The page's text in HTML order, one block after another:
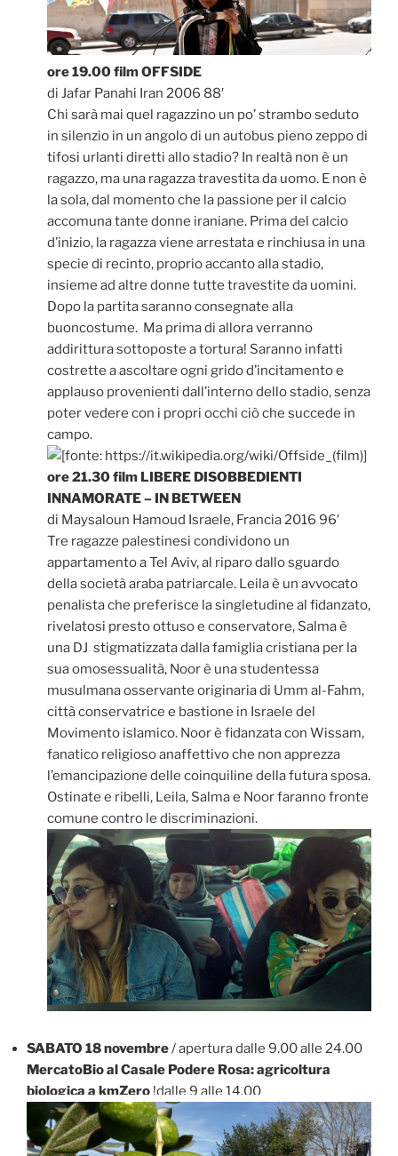
ore 19.00 film OFFSIDE
di Jafar Panahi Iran 2006 88′
Chi sarà mai quel ragazzino un po’ strambo seduto
in silenzio in un angolo di un autobus pieno zeppo di
tifosi urlanti diretti allo stadio? In realtà non è un
ragazzo, ma una ragazza travestita da uomo. E non è
la sola, dal momento che la passione per il calcio
accomuna tante donne iraniane. Prima del calcio
d’inizio, la ragazza viene arrestata e rinchiusa in una
specie di recinto, proprio accanto alla stadio,
insieme ad altre donne tutte travestite da uomini.
Dopo la partita saranno consegnate alla
buoncostume. Ma prima di allora verranno
addirittura sottoposte a tortura! Saranno infatti
costrette a ascoltare ogni grido d’incitamento e
applauso provenienti dall’interno dello stadio, senza
poter vedere con i propri occhi ciò che succede in
campo.
ore 21.30 film LIBERE DISOBBEDIENTI
INNAMORATE – IN BETWEEN
di Maysaloun Hamoud Israele, Francia 2016 96′
Tre ragazze palestinesi condividono un
appartamento a Tel Aviv, al riparo dallo sguardo
della società araba patriarcale. Leila è un avvocato
penalista che preferisce la singletudine al fidanzato,
rivelatosi presto ottuso e conservatore, Salma è
una DJ stigmatizzata dalla famiglia cristiana per la
sua omosessualità, Noor è una studentessa
musulmana osservante originaria di Umm al-Fahm,
città conservatrice e bastione in Israele del
Movimento islamico. Noor è fidanzata con Wissam,
fanatico religioso anaffettivo che non apprezza
l’emancipazione delle coinquiline della futura sposa.
Ostinate e ribelli, Leila, Salma e Noor faranno fronte
comune contro le discriminazioni.
SABATO 18 novembre/ apertura dalle 9.00 alle 24.00
MercatoBio al Casale Podere Rosa: agricoltura
biologica a kmZero !dalle 9 alle 14.00